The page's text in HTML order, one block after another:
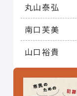
丸山泰弘
南口芙美
山口裕貴